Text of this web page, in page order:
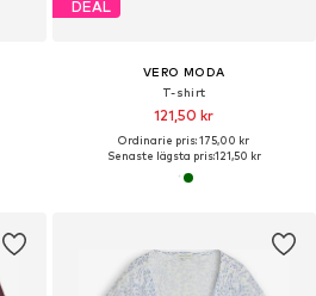
DEAL
VERO MODA
T-shirt
121,50 kr
Ordinarie pris: 175,00 kr
Senaste lägsta pris:121,50 kr